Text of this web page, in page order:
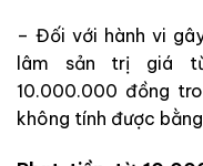
– Đối với hành vi
lâm sản trị giá
10.000.000 đồng
không tính được